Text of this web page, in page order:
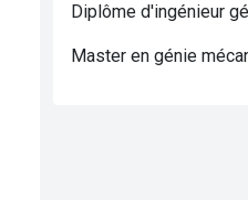
Diplôme d'ingénieur
Master en génie